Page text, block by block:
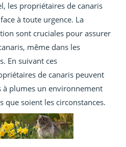
les propriétaires de canaris
à toute urgence. La
sont cruciales pour assurer
même dans les
En suivant ces
de canaris peuvent
plumes un environnement
que soient les circonstances.